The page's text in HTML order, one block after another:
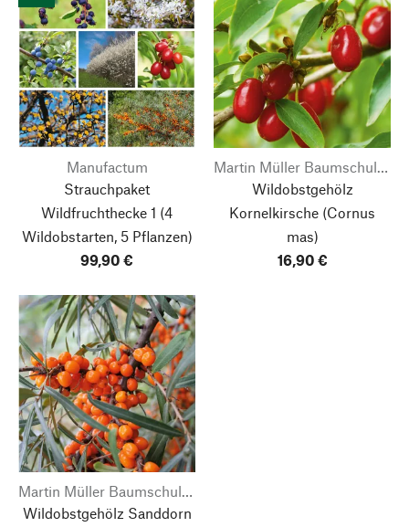
Manufactum
Strauchpaket
Wildfruchthecke 1 (4
Wildobstarten, 5 Pflanzen)
99,90 €
Martin Müller Baumschulen
Wildobstgehölz
Kornelkirsche (Cornus
mas)
16,90 €
Martin Müller Baumschulen
Wildobstgehölz Sanddorn